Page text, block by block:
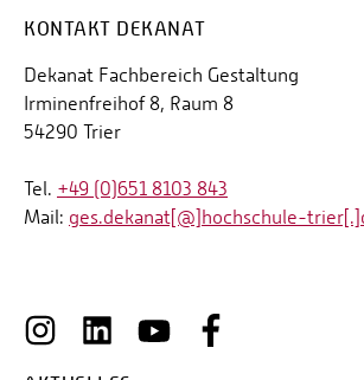
KONTAKT DEKANAT
Dekanat Fachbereich Gestaltung
Irminenfreihof 8, Raum 8
54290 Trier
Tel. +49 (0)651 8103 843
Mail: ges.dekanat[@]hochschule-